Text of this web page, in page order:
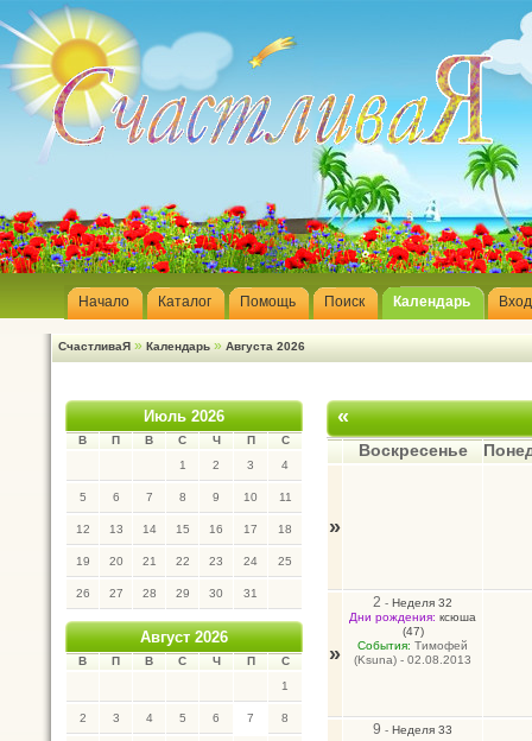
Начало Каталог Помощь Поиск Календарь Вход
СчастливаЯ » Календарь » Августа 2026
Июль 2026
В П В С Ч П
С
1
2 3 4
5 6 7 8 9 10 11
12 13 14 15 16 17 18
19 20 21 22 23 24 25
26 27 28 29 30 31
Август 2026
В П В С Ч П
С
1
2 3 4 5 6 7 8
«
Воскресенье
»
»
2 - Неделя 32
Дни рождения: ксюша
(47)
События: Тимофей
(Ksuna) - 02.08.2013
9 - Неделя 33